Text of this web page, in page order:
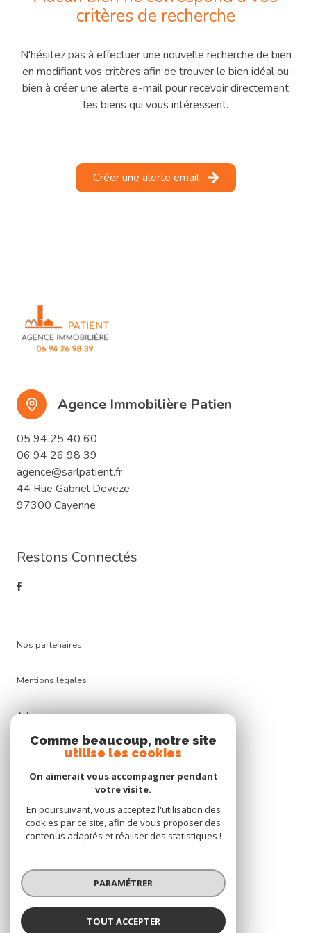
contactez-
nous
critères de recherche
N'hésitez pas à effectuer une nouvelle recherche de bien
en modifiant vos critères afin de trouver le bien idéal ou
bien à créer une alerte e-mail pour recevoir directement
les biens qui vous intéressent.
Créer une alerte email
Agence Immobilière Patien
05 94 25 40 60
06 94 26 98 39
agence@sarlpatient.fr
44 Rue Gabriel Deveze
97300 Cayenne
Restons Connectés
nos partenaires
mentions légales
admin
nos honoraires
cookies
© 2026 | Tous droits réservés
Réalisé par
Comme beaucoup, notre site
utilise les cookies
On aimerait vous accompagner pendant
votre visite.
En poursuivant, vous acceptez l'utilisation des
cookies par ce site, afin de vous proposer des
contenus adaptés et réaliser des statistiques !
PARAMÉTRER
TOUT ACCEPTER